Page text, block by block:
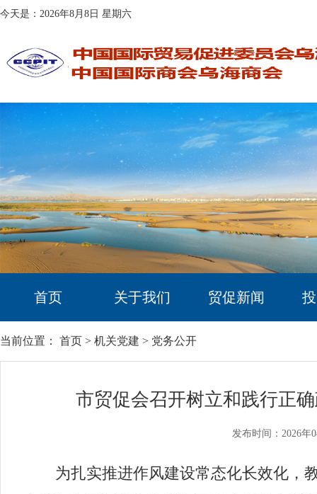
今天是：2026年8月8日 星期六
首页 关于我们 贸促新闻
当前位置： 首页 > 机关党建 > 党务公开
市贸促会召开树立和践行正
发布时间：2026年
为扎实推进作风建设常态化长效化，教